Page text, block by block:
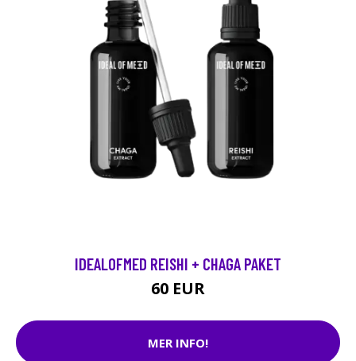
IDEALOFMED REISHI + CHAGA PAKET
60 EUR
MER INFO!